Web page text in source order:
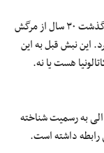
قرار است قبر سالوادور دالی هنرمند اسپانیایی پس از گذشت ۳۰ سال از مرگش
این نبش قبل به این
هست یا نه.
به رسمیت شناخته
رابطه داشته است.